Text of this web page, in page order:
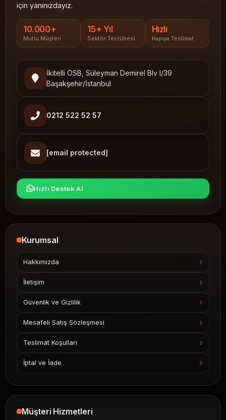
için yanınızdayız.
10.000+
Mutlu Müşteri
15+ Yıl
Sektör Tecrübesi
Hızlı
Kapıya Teslimat
İkitelli OSB, Süleyman Demirel Blv I/39
Başakşehir/İstanbul
0212 522 52 57
[email protected]
Hızlı Destek Al
Kurumsal
Hakkımızda
İletişim
Güvenlik ve Gizlilik
Mesafeli Satış Sözleşmesi
Teslimat Koşulları
İptal ve İade
Müşteri Hizmetleri